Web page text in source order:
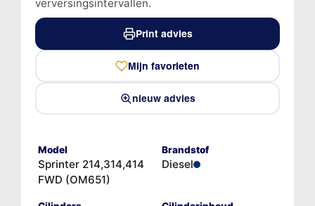
verversingsintervallen.
Print advies
Mijn favorieten
nieuw advies
Model
Sprinter 214,314,414
FWD (OM651)
Brandstof
Diesel